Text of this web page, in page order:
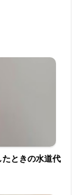
たときの水道代